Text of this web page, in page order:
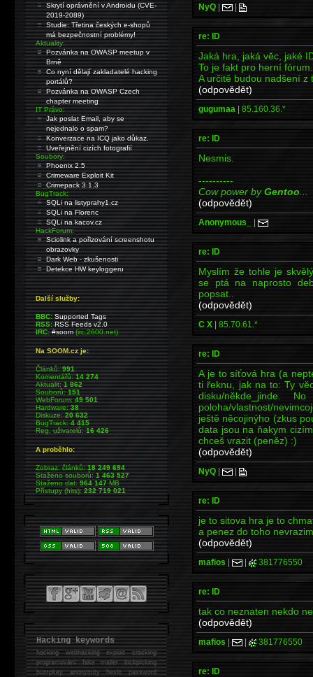
NyQ | |
re: ID
Jaká hra, jaká věc, jaké
To je fakt pro herní fórum.
A určitě budou nadšení z
(odpovědět)
gugumaa | 85.160.36.*
re: ID
Nesmis.
----------
Cow power byGentoo
(odpovědět)
Anonymous_ |
re: ID
Myslím že tohle je
se ptá na naprosto
popsat..
(odpovědět)
C X | 85.70.61.*
re: ID
A je to síťová hra (a
ti řeknu, jak na to: Ty
disku/
poloha/vlastnost/
ještě něcojinýho (zkus
data jsou na ňakym
chceš vrazit (peněz) :)
(odpovědět)
NyQ | |
re: ID
je to sitova hra je to
a penez do toho
(odpovědět)
mafios | | 381776550
re: ID
tak co neznaten nekdo
(odpovědět)
mafios | | 381776550
re: ID
Skrytí oprávnění v Androidu (CVE-
2019-2089)
Studie: Třetina českých e-shopů
má bezpečnostní problémy!
Aktuality:
Pozvánka na OWASP meetup v
Brně
Co nyní dělají zakladatelé hacking
portálů?
Pozvánka na OWASP Czech
chapter meeting
IT Právo:
Jak poslat Email, aby se
nejednalo o spam?
Konverzace na ICQ jako důkaz.
Uveřejnění cizích fotografií
Soubory:
Phoenix 2.5
Crimeware Exploit Kit
Crimepack 3.1.3
BugTrack:
SQLi na listyprahy1.cz
SQLi na Florenc
SQLi na kacov.cz
HackForum:
Sciolink a pořizování screenshotu
obrazovky
Dark Web - zkušenosti
Detekce HW keyloggeru
Další služby:
BBC: Supported Tags
RSS: RSS Feeds v2.0
IRC: #soom(irc.2600.net)
Na SOOM.cz je:
Článků:991
Komentářů:14 274
Aktualit:1 862
Souborů:151
WebForum:49 501
Hardware:38
Diskuze:20 632
BugTrack:4 415
Reg. uživatelů:16 426
A proběhlo:
Zobraz. článků:18 249 694
Staženo souborů:1 463 527
Staženo dat:964 147MB
Přístupy (hits):232 719 021
Hacking keywords
hackingwebhacking exploit cracking
programování fake mailer lockpicking
bumpkey anonymity heslo password